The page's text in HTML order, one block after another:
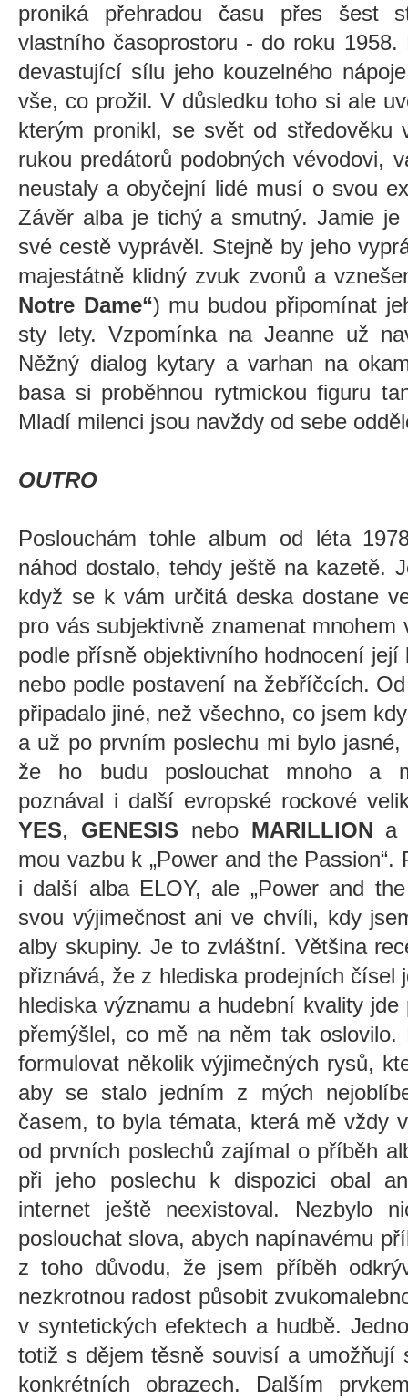
proniká přehradou času přes šest
vlastního časoprostoru - do roku
devastující sílu jeho kouzelného
vše, co prožil. V důsledku toho si ale
kterým pronikl, se svět od středověku
rukou predátorů podobných vévodovi,
neustaly a obyčejní lidé musí o svou
Závěr alba je tichý a smutný. Jamie
své cestě vyprávěl. Stejně by jeho
majestátně klidný zvuk zvonů a
Notre Dame“) mu budou připomínat
sty lety. Vzpomínka na Jeanne už
Něžný dialog kytary a varhan na
basa si proběhnou rytmickou figuru
Mladí milenci jsou navždy od sebe
OUTRO
Poslouchám tohle album od léta
náhod dostalo, tehdy ještě na kazetě.
když se k vám určitá deska dostane
pro vás subjektivně znamenat
podle přísně objektivního hodnocení
nebo podle postavení na žebříčcích.
připadalo jiné, než všechno, co jsem
a už po prvním poslechu mi bylo
že ho budu poslouchat mnoho a
poznával i další evropské rockové
YES, GENESIS nebo MARILLION
mou vazbu k „Power and the
i další alba ELOY, ale „Power and
svou výjimečnost ani ve chvíli, kdy
alby skupiny. Je to zvláštní. Většina
přiznává, že z hlediska prodejních čísel
hlediska významu a hudební kvality
přemýšlel, co mě na něm tak oslovilo.
formulovat několik výjimečných rysů,
aby se stalo jedním z mých
časem, to byla témata, která mě vždy
od prvních poslechů zajímal o příběh
při jeho poslechu k dispozici obal
internet ještě neexistoval. Nezbylo
poslouchat slova, abych napínavému
z toho důvodu, že jsem příběh
nezkrotnou radost působit
v syntetických efektech a hudbě.
totiž s dějem těsně souvisí a umožňují
konkrétních obrazech. Dalším